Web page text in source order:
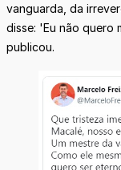
vanguarda, da
disse: 'Eu não quero
publicou.